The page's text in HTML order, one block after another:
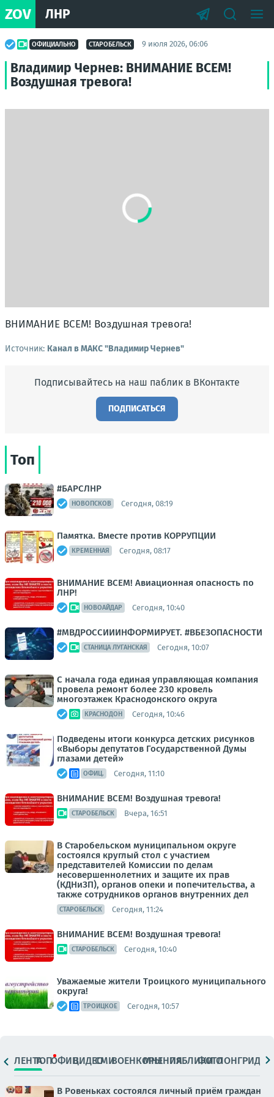
ZOV ЛНР
ОФИЦИАЛЬНО СТАРОБЕЛЬСК 9 июля 2026, 06:06
Владимир Чернев: ВНИМАНИЕ ВСЕМ!
Воздушная тревога!
ВНИМАНИЕ ВСЕМ! Воздушная тревога!
Источник: Канал в МАКС "Владимир Чернев"
Подписывайтесь на наш паблик в ВКонтакте
ПОДПИСАТЬСЯ
Топ
#БАРСЛНР
НОВОПСКОВ Сегодня, 08:19
Памятка. Вместе против КОРРУПЦИИ
КРЕМЕННАЯ Сегодня, 08:17
ВНИМАНИЕ ВСЕМ! Авиационная опасность по
ЛНР!
НОВОАЙДАР Сегодня, 10:40
#МВДРОССИИИНФОРМИРУЕТ. #ВБЕЗОПАСНОСТИ
СТАНИЦА ЛУГАНСКАЯ Сегодня, 10:07
С начала года единая управляющая компания
провела ремонт более 230 кровель
многоэтажек Краснодонского округа
КРАСНОДОН Сегодня, 10:46
Подведены итоги конкурса детских рисунков
«Выборы депутатов Государственной Думы
глазами детей»
ОФИЦ. Сегодня, 11:10
ВНИМАНИЕ ВСЕМ! Воздушная тревога!
СТАРОБЕЛЬСК Вчера, 16:51
В Старобельском муниципальном округе
состоялся круглый стол с участием
представителей Комиссии по делам
несовершеннолетних и защите их прав
(КДНиЗП), органов опеки и попечительства, а
также сотрудников органов внутренних дел
СТАРОБЕЛЬСК Сегодня, 11:24
ВНИМАНИЕ ВСЕМ! Воздушная тревога!
СТАРОБЕЛЬСК Сегодня, 10:40
Уважаемые жители Троицкого муниципального
округа!
ТРОИЦКОЕ Сегодня, 10:57
ЛЕНТАТОПОФИЦ.ВИДЕОСМИВОЕНКОРЫМНЕНИЯПАБЛИКИ
ФОТОЛОНГРИДЫ
В Ровеньках состоялся личный приём граждан